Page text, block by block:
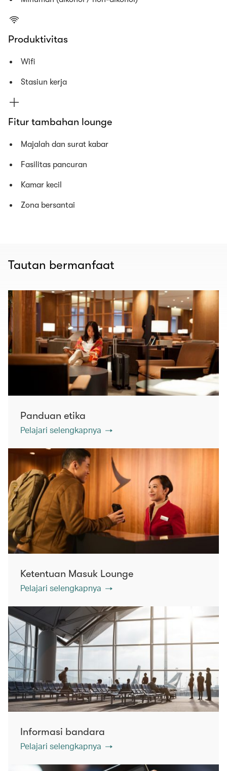
Produktivitas
Wifi
Stasiun kerja
Fitur tambahan lounge
Majalah dan surat kabar
Fasilitas pancuran
Kamar kecil
Zona bersantai
Tautan bermanfaat
Panduan etika
Pelajari selengkapnya
Ketentuan Masuk Lounge
Pelajari selengkapnya
Informasi bandara
Pelajari selengkapnya